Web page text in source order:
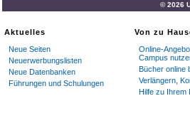
© 2026
Aktuelles
Neue Seiten
Neuerwerbungslisten
Neue Datenbanken
Führungen und Schulungen
Von zu
Online-
Campus
Bücher online
Verlängern,
Hilfe zu Ihrem